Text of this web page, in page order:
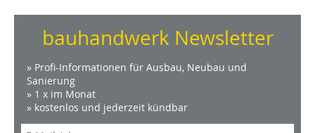
bauhandwerk Newsletter
» Profi-Informationen für Ausbau, Neubau und
Sanierung
» 1 x im Monat
» kostenlos und jederzeit kündbar